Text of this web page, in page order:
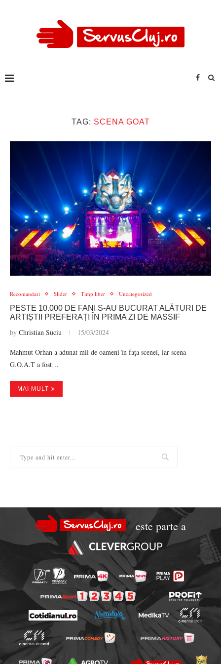
TAG: SCENA GOAT
Recomandari Slider Timp liber Uncategorized
PESTE 10.000 DE FANI S-AU BUCURAT ALĂTURI DE
ARTIȘTII PREFERAȚI ÎN PRIMA ZI DE MASSIF
by Christian Suciu 15/03/2024
Mahmut Orhan a adunat mii de oameni în fața scenei, iar scena
G.O.A.T a fost…
MAI MULT
este parte a